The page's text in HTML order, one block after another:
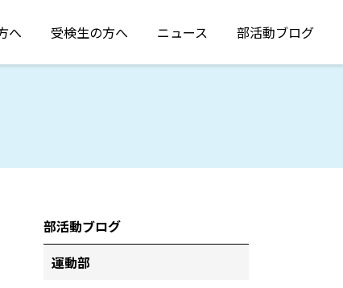
へ 受検生の方へ ニュース 部活動ブログ
部活動ブログ
運動部